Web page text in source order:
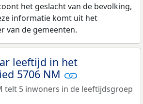
het geslacht van de bevolking,
informatie komt uit het
van de gemeenten.
leeftijd in het
5706 NM
telt 5 inwoners in de leeftijdsgroep